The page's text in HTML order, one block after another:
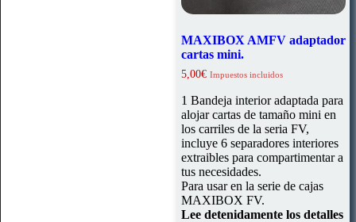
MAXIBOX AMFV adaptador
cartas mini.
5,00€ Impuestos incluidos
1 Bandeja interior adaptada para
alojar cartas de tamaño mini en
los carriles de la seria FV,
incluye 6 separadores interiores
extraibles para compartimentar a
tus necesidades.
Para usar en la serie de cajas
MAXIBOX FV.
Lee detenidamente los detalles